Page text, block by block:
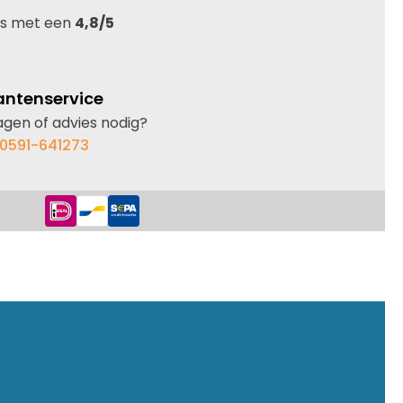
met een 4,8/5
of advies nodig?
0591-641273